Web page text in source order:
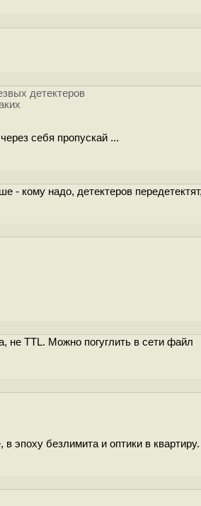
детектеров
себя пропускай ...
- кому надо, детектеров
не TTL. Можно погуглить в сети файл
эпоху безлимита и оптики в квартиру.